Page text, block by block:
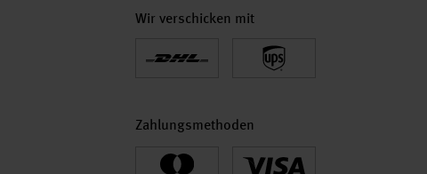
Wir verschicken mit
Zahlungsmethoden